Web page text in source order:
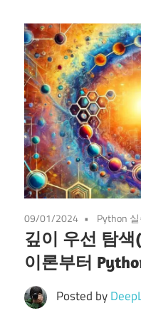
09/01/2024 Python
깊이 우선 탐색
이론부터
Posted by